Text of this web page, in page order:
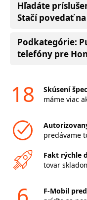
Hľadáte
Stačí povedať
Podkategórie:
telefóny pre
18
Skúsení
máme viac
predávame
Fakt rýchle
tovar
F-Mobil